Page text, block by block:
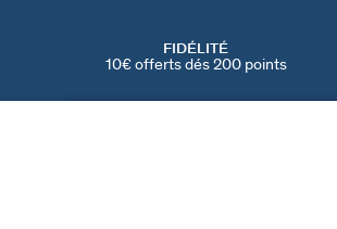
FIDÉLITÉ
10€ offerts dés 200 points